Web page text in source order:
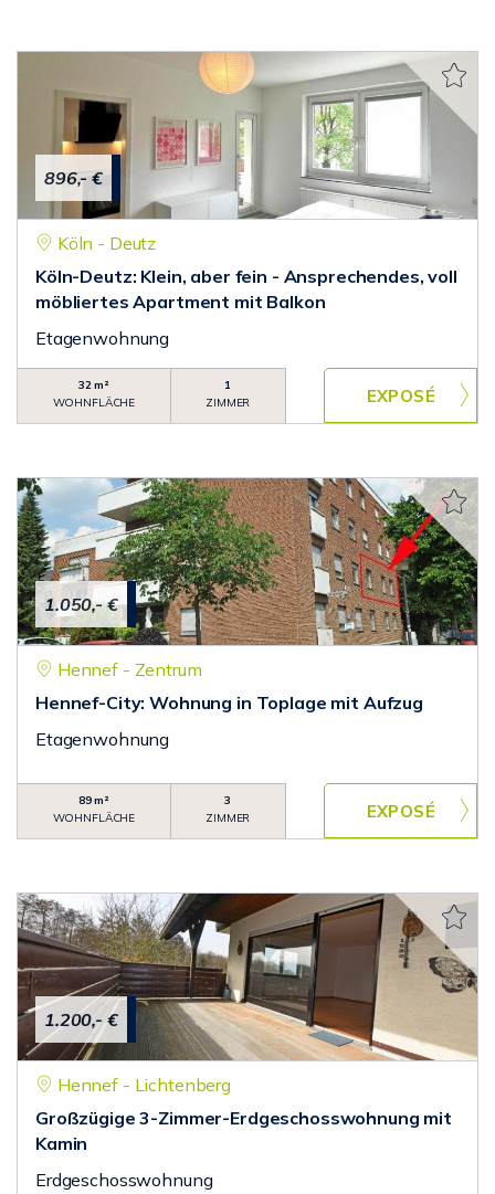
896,- €
Köln - Deutz
Köln-Deutz: Klein, aber fein - Ansprechendes, voll
möbliertes Apartment mit Balkon
Etagenwohnung
32 m²
WOHNFLÄCHE
1
ZIMMER
1.050,- €
Hennef - Zentrum
Hennef-City: Wohnung in Toplage mit Aufzug
Etagenwohnung
89 m²
WOHNFLÄCHE
3
ZIMMER
1.200,- €
Hennef - Lichtenberg
Großzügige 3-Zimmer-Erdgeschosswohnung mit
Kamin
Erdgeschosswohnung